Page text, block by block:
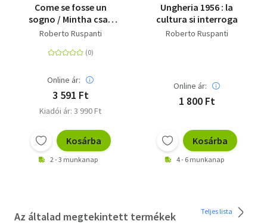
Come se fosse un
sogno / Mintha csak
álom volna
Roberto Ruspanti
Online ár:
3 591 Ft
Kiadói ár: 3 990 Ft
Kosárba
2 - 3 munkanap
Ungheria 1956 : la
cultura si interroga
Roberto Ruspanti
Online ár:
1 800 Ft
Kosárba
4 - 6 munkanap
Az általad megtekintett termékek Teljes lista